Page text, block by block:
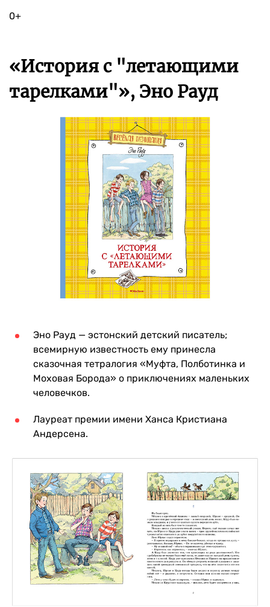
0+
«История с "летающими
тарелками"», Эно Рауд
Эно Рауд — эстонский детский писатель;
всемирную известность ему принесла
сказочная тетралогия «Муфта, Полботинка и
Моховая Борода» о приключениях маленьких
человечков.
Лауреат премии имени Ханса Кристиана
Андерсена.